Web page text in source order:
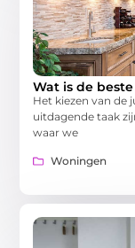
Wat is de
Het kiezen van de
uitdagende taak
waar we
Woningen